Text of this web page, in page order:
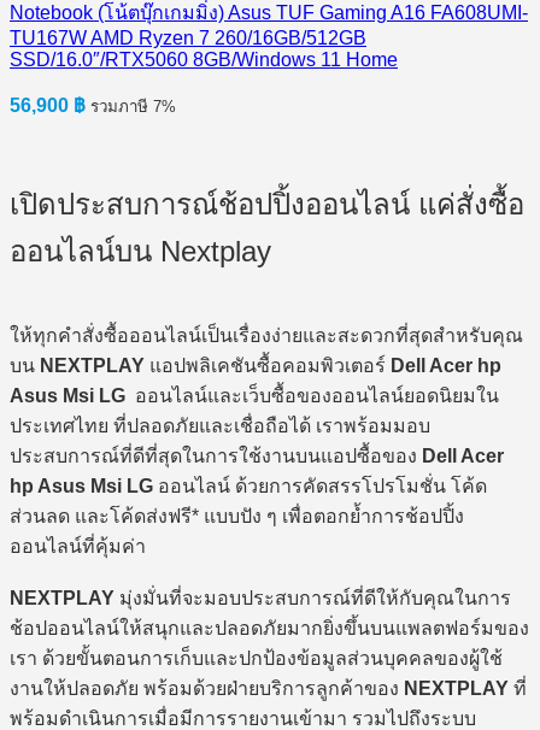
Notebook (โน้ตบุ๊กเกมมิ่ง) Asus TUF Gaming A16 FA608UMI-
TU167W AMD Ryzen 7 260/16GB/512GB
SSD/16.0″/RTX5060 8GB/Windows 11 Home
56,900 ฿ รวมภาษี 7%
เปิดประสบการณ์ช้อปปิ้งออนไลน์ แค่สั่งซื้อ
ออนไลน์บน Nextplay
ให้ทุกคำสั่งซื้อออนไลน์เป็นเรื่องง่ายและสะดวกที่สุดสำหรับคุณ
บน NEXTPLAY แอปพลิเคชันซื้อคอมพิวเตอร์ Dell Acer hp
Asus Msi LG ออนไลน์และเว็บซื้อของออนไลน์ยอดนิยมใน
ประเทศไทย ที่ปลอดภัยและเชื่อถือได้ เราพร้อมมอบ
ประสบการณ์ที่ดีที่สุดในการใช้งานบนแอปซื้อของ Dell Acer
hp Asus Msi LG ออนไลน์ ด้วยการคัดสรรโปรโมชั่น โค้ด
ส่วนลด และโค้ดส่งฟรี* แบบปัง ๆ เพื่อตอกย้ำการช้อปปิ้ง
ออนไลน์ที่คุ้มค่า
NEXTPLAY มุ่งมั่นที่จะมอบประสบการณ์ที่ดีให้กับคุณในการ
ช้อปออนไลน์ให้สนุกและปลอดภัยมากยิ่งขึ้นบนแพลตฟอร์มของ
เรา ด้วยขั้นตอนการเก็บและปกป้องข้อมูลส่วนบุคคลของผู้ใช้
งานให้ปลอดภัย พร้อมด้วยฝ่ายบริการลูกค้าของ NEXTPLAY ที่
พร้อมดำเนินการเมื่อมีการรายงานเข้ามา รวมไปถึงระบบ